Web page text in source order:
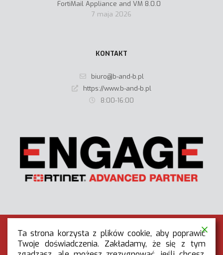
FortiMail Appliance and VM 8.0.0
7 maja 2026
KONTAKT
biuro@b-and-b.pl
https://www.b-and-b.pl
8:00-16:00
Ta strona korzysta z plików cookie, aby poprawić
Twoje doświadczenia. Zakładamy, że się z tym